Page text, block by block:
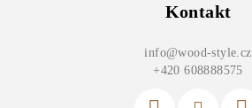
Kontakt
info@wood-style.cz
+420 608888575